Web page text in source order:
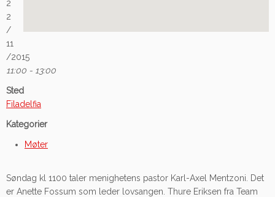
2
2
/
11
/2015
11:00 - 13:00
Sted
Filadelfia
Kategorier
Møter
Søndag kl 1100 taler menighetens pastor Karl-Axel Mentzoni. Det
er Anette Fossum som leder lovsangen. Thure Eriksen fra Team